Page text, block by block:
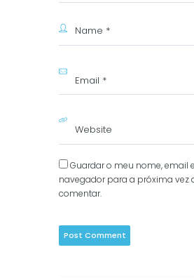
Guardar o meu nome, email
navegador para a próxima vez
comentar.